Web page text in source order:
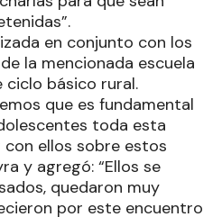
en conjunto con los
la mencionada escuela
ciclo básico rural.
que es fundamental
toda esta
ellos sobre estos
y agregó: “Ellos se
quedaron muy
por este encuentro